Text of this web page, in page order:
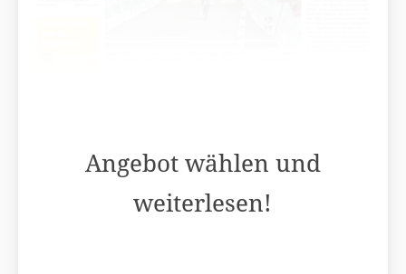
Angebot wählen und
weiterlesen!